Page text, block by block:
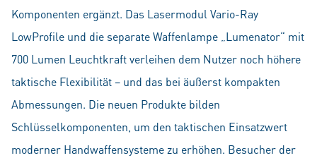
Komponenten ergänzt. Das Lasermodul Vario-Ray
LowProfile und die separate Waffenlampe „Lumenator“ mit
700 Lumen Leuchtkraft verleihen dem Nutzer noch höhere
taktische Flexibilität – und das bei äußerst kompakten
Abmessungen. Die neuen Produkte bilden
Schlüsselkomponenten, um den taktischen Einsatzwert
moderner Handwaffensysteme zu erhöhen. Besucher der